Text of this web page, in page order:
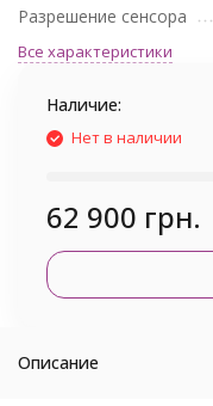
Разрешение сенсора
Все характеристики
Наличие:
Нет в наличии
62 900 грн.
Описание